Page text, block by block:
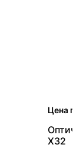
Цена по
X32